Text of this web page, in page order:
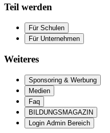
Teil werden
Für Schulen
Für Unternehmen
Weiteres
Sponsoring & Werbung
Medien
Faq
BILDUNGSMAGAZIN
Login Admin Bereich